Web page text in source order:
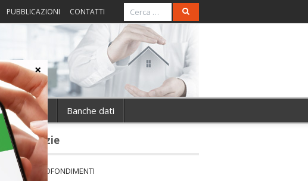
PUBBLICAZIONI CONTATTI
Notizie Banche dati
〉 Notizie
APPROFONDIMENTI